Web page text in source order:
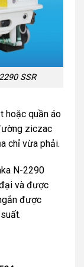
SSR
hoặc quần áo
ziczac
chỉ vừa phải.
N-2290
và được
được